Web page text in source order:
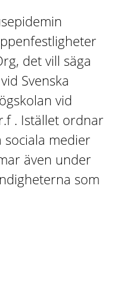
det vill säga
Svenska
vid
. Istället ordnar
medier
även under
som